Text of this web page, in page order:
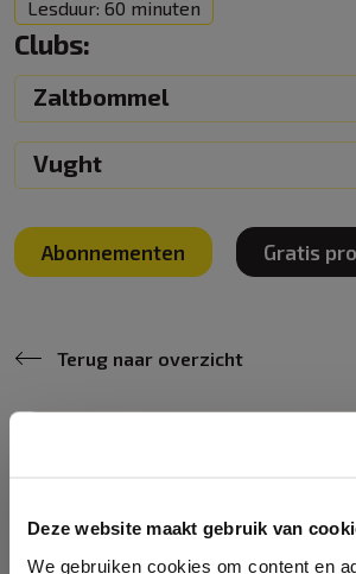
Deze website maakt gebruik van
We gebruiken cookies om content en
Lesduur: 60 minuten
Clubs:
Zaltbommel
Vught
Abonnementen Gratis
Terug naar overzicht